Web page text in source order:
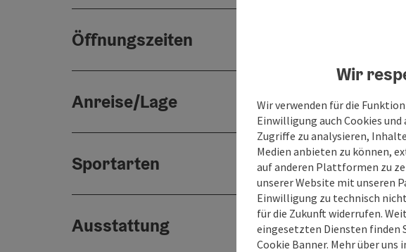
Öffnungszeiten
Anreise/Lage
Sportarten
Ausstattung
Wir
Wir verwenden für die
Einwilligung auch Cookies
Zugriffe zu analysieren,
Medien anbieten zu können,
auf anderen Plattformen zu
unserer Website mit unseren
Einwilligung zu technisch
für die Zukunft widerrufen.
eingesetzten Diensten finden
Cookie Banner. Mehr über uns